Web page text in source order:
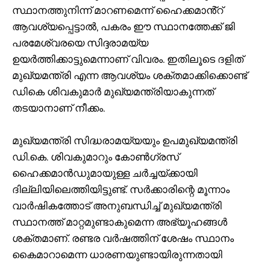
സ്ഥാനത്തുനിന്ന് മാറണമെന്ന് ഹൈക്കമാൻ്റ്
ആവശ്യപ്പെട്ടാൽ, പകരം ഈ സ്ഥാനത്തേക്ക് ജി
പരമേശ്വരയെ സിദ്ദരാമയ്യ
ഉയർത്തിക്കാട്ടുമെന്നാണ് വിവരം. ഇതിലൂടെ ദളിത്
മുഖ്യമന്ത്രി എന്ന ആവശ്യം ശക്തമാക്കിക്കൊണ്ട്
ഡികെ ശിവകുമാർ മുഖ്യമന്ത്രിയാകുന്നത്
തടയാനാണ് നീക്കം.
മുഖ്യമന്ത്രി സിദ്ധരാമയ്യയും ഉപമുഖ്യമന്ത്രി
ഡി.കെ. ശിവകുമാറും കോൺഗ്രസ്
ഹൈക്കമാൻഡുമായുള്ള ചർച്ചയ്ക്കായി
ദില്ലിയിലെത്തിയിട്ടുണ്ട്. സർക്കാരിന്റെ മൂന്നാം
വാർഷികത്തോട് അനുബന്ധിച്ച് മുഖ്യമന്ത്രി
സ്ഥാനത്ത് മാറ്റമുണ്ടാകുമെന്ന അഭ്യൂഹങ്ങൾ
ശക്തമാണ്. രണ്ടര വർഷത്തിന് ശേഷം സ്ഥാനം
കൈമാറാമെന്ന ധാരണയുണ്ടായിരുന്നതായി